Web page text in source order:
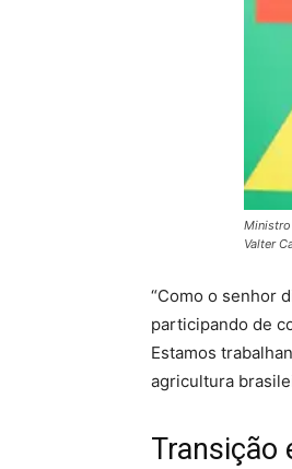
Ministro
Valter
“Como o senhor
participando de
Estamos
agricultura
Transição